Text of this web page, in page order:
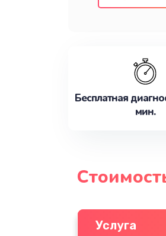
Бесплатная
мин.
Услуга